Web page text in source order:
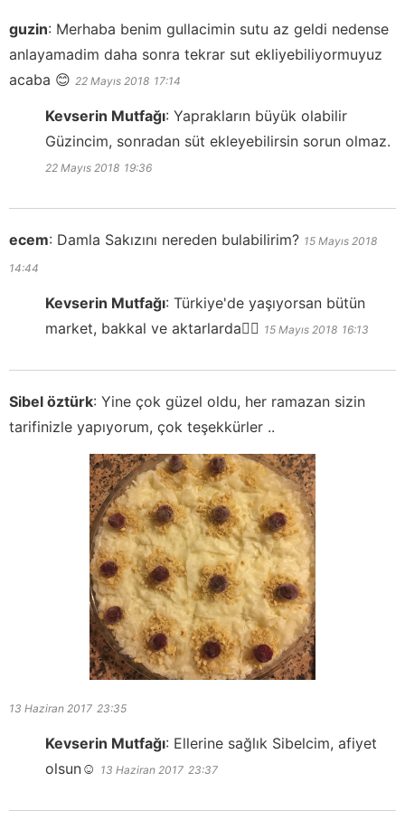
guzin: Merhaba benim gullacimin sutu az geldi nedense
anlayamadim daha sonra tekrar sut ekliyebiliyormuyuz
acaba 😊 22 Mayıs 2018 17:14
Kevserin Mutfağı: Yaprakların büyük olabilir
Güzincim, sonradan süt ekleyebilirsin sorun olmaz.
22 Mayıs 2018 19:36
ecem: Damla Sakızını nereden bulabilirim? 15 Mayıs 2018
14:44
Kevserin Mutfağı: Türkiye'de yaşıyorsan bütün
market, bakkal ve aktarlarda👍🏻 15 Mayıs 2018 16:13
Sibel öztürk: Yine çok güzel oldu, her ramazan sizin
tarifinizle yapıyorum, çok teşekkürler ..
13 Haziran 2017 23:35
Kevserin Mutfağı: Ellerine sağlık Sibelcim, afiyet
olsun☺️ 13 Haziran 2017 23:37